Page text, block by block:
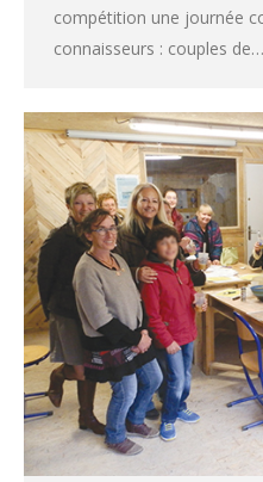
compétition une journée
connaisseurs : couples de…